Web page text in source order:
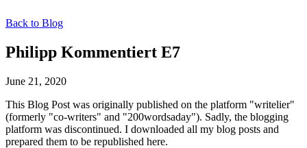
Back to Blog
Philipp Kommentiert E7
June 21, 2020
This Blog Post was originally published on the platform "writelier"
(formerly "co-writers" and "200wordsaday"). Sadly, the blogging
platform was discontinued. I downloaded all my blog posts and
prepared them to be republished here.